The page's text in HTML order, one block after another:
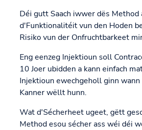
Déi gutt Saach iwwer dës
d'Funktionalitéit vun den Hoden
Risiko vun der Onfruchtbarkeet
Eng eenzeg Injektioun soll
10 Joer ubidden a kann einfach
Injektioun ewechgeholl ginn
Kanner wëllt hunn.
Wat d'Sécherheet ugeet, gëtt
Method esou sécher ass wéi déi